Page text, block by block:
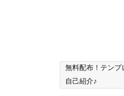
無料配布！テンプ
自己紹介♪